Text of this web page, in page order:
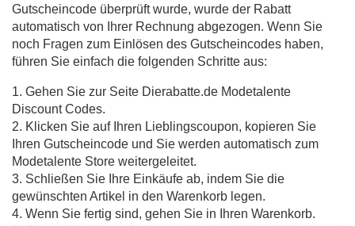
Gutscheincode überprüft wurde, wurde der Rabatt
automatisch von Ihrer Rechnung abgezogen. Wenn Sie
noch Fragen zum Einlösen des Gutscheincodes haben,
führen Sie einfach die folgenden Schritte aus:
1. Gehen Sie zur Seite Dierabatte.de Modetalente
Discount Codes.
2. Klicken Sie auf Ihren Lieblingscoupon, kopieren Sie
Ihren Gutscheincode und Sie werden automatisch zum
Modetalente Store weitergeleitet.
3. Schließen Sie Ihre Einkäufe ab, indem Sie die
gewünschten Artikel in den Warenkorb legen.
4. Wenn Sie fertig sind, gehen Sie in Ihren Warenkorb.